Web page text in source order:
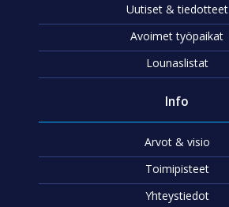
Uutiset & tiedotteet
Avoimet työpaikat
Lounaslistat
Info
Arvot & visio
Toimipisteet
Yhteystiedot